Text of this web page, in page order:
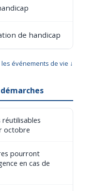
de handicap
événements de vie ↓
octobre
pourront
en cas de